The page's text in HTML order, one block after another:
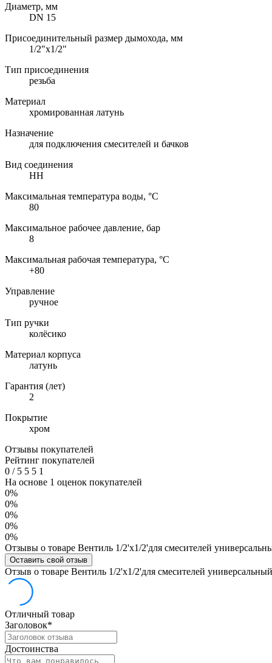
Диаметр, мм
DN 15
Присоединительный размер дымохода, мм
1/2"x1/2"
Тип присоединения
резьба
Материал
хромированная латунь
Назначение
для подключения смесителей и бачков
Вид соединения
НН
Максимальная температура воды, °C
80
Максимальное рабочее давление, бар
8
Максимальная рабочая температура, °C
+80
Управление
ручное
Тип ручки
колёсико
Материал корпуса
латунь
Гарантия (лет)
2
Покрытие
хром
Отзывы покупателей
Рейтинг покупателей
0 /5 5 5 1
На основе 1 оценок покупателей
0%
0%
0%
0%
0%
Отзывы о товаре Вентиль 1/2'х1/2'для смесителей
Оставить свой отзыв
Отзыв о товаре Вентиль 1/2'х1/2'для смесителей универсальный
Отличный товар
Заголовок*
Достоинства